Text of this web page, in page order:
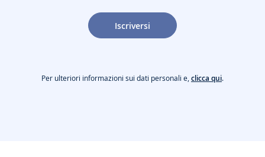
Iscriversi
Per ulteriori informazioni sui dati personali e,clicca qui.